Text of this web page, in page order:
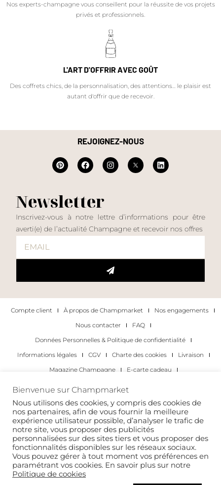
Nos experts-champagne vous conseillent pour la réussite de vos projets
privés et professionnels.
L'ART D'OFFRIR AVEC GOÛT
Des coffrets chics, de la personnalisation, des attentions… le plaisir est
autant d'offrir que de recevoir.
REJOIGNEZ-NOUS
Newsletter
Inscrivez-vous à notre lettre d’informations pour être
averti(e) de l’actualité Champagne et recevoir nos offres
Compte client À propos de Champmarket
Nos engagements
Nous contacter
FAQ
Données Personnelles & Politique de confidentialité
Informations légales
CGV Charte des cookies
Livraison
Magazine Champagne
E-carte cadeau
Les occasions pour déguster du champagne
Pour les particuliers
Pour les entreprises
Copyright 2022 © tous droits réservés. Champmarket.
Bienvenue sur Champmarket
Nous utilisons des cookies, y compris des cookies de
nos partenaires, afin de vous fournir la meilleure
expérience utilisateur possible, d’analyser le trafic de
notre site, vous proposer des publicités
personnalisées sur des sites tiers et vous proposer des
fonctionnalités disponibles sur les réseaux sociaux.
Vous pouvez gérer à tout moment vos préférences en
paramétrant vos cookies. En savoir plus sur notre
Politique de cookies